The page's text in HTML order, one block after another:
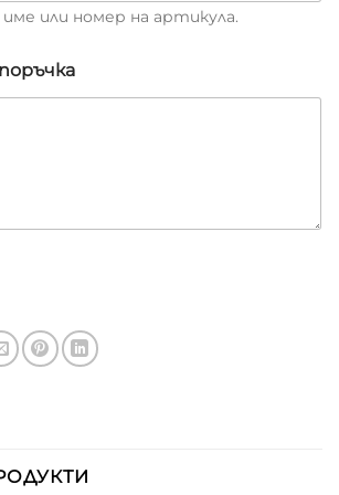
или номер на артикула.